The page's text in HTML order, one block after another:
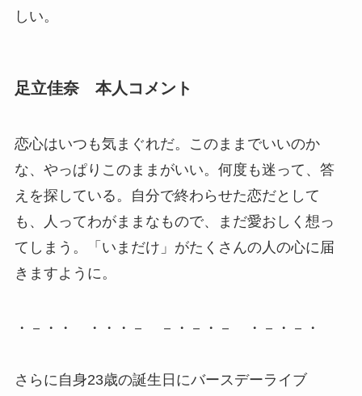
しい。
足立佳奈 本人コメント
恋心はいつも気まぐれだ。このままでいいのか
な、やっぱりこのままがいい。何度も迷って、答
えを探している。自分で終わらせた恋だとして
も、人ってわがままなもので、まだ愛おしく想っ
てしまう。「いまだけ」がたくさんの人の心に届
きますように。
・－・・ ・・・－ －・－・－ ・－・－・
さらに自身23歳の誕生日にバースデーライブ